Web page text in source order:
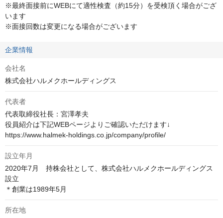
※最終面接前にWEBにて適性検査（約15分）を受検頂く場合がござ
います
※面接回数は変更になる場合がございます
企業情報
会社名
株式会社ハルメクホールディングス
代表者
代表取締役社長：宮澤孝夫
役員紹介は下記WEBページよりご確認いただけます↓
https://www.halmek-holdings.co.jp/company/profile/
設立年月
2020年7月　持株会社として、株式会社ハルメクホールディングス
設立
＊創業は1989年5月
所在地